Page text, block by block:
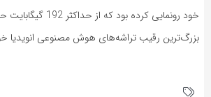
خود رونمایی کرده بود
بزرگ‌ترین رقیب تراشه‌های هوش‌ مصنوعی انویدیا